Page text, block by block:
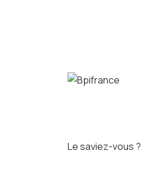
Le saviez-vous ?